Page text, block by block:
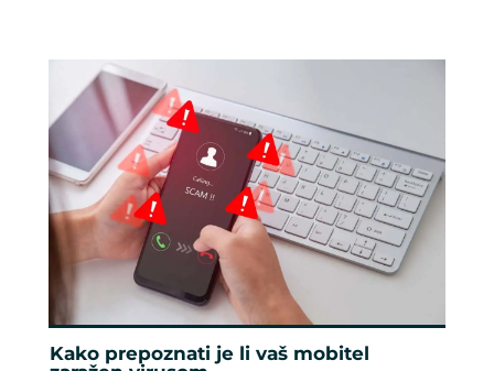
Kako prepoznati je li vaš mobitel